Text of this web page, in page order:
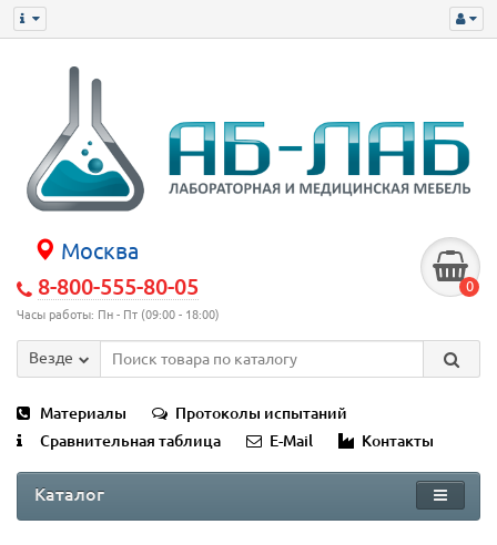
Москва
8-800-555-80-05
Часы работы: Пн - Пт (09:00 - 18:00)
0
Везде
Материалы
Протоколы испытаний
Сравнительная таблица
E-Mail Контакты
Каталог